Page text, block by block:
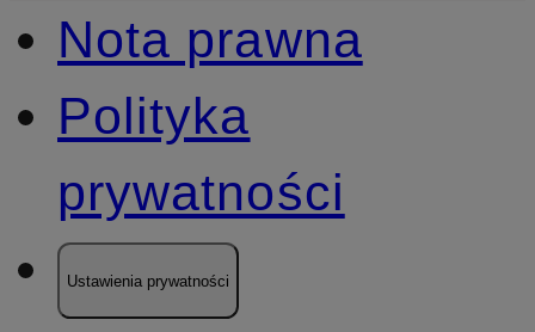
Nota prawna
Polityka
prywatności
Ustawienia prywatności